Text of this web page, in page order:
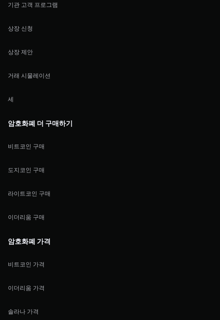
기관 고객 프로그램
상장 신청
상장 제안
거래 시물레이션
세
암호화폐 더 구매하기
비트코인 구매
도지코인 구매
라이트코인 구매
이더리움 구매
암호화폐 가격
비트코인 가격
이더리움 가격
솔라나 가격